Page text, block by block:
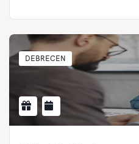
DEBRECEN